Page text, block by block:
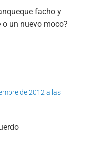
facho y
o un nuevo moco?
de 2012 a las